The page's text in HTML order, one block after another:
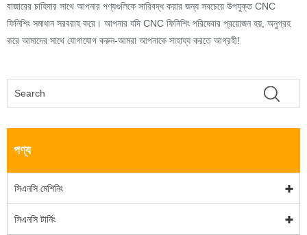
বাজারের চাহিদার সাথে আপনার পণ্যগুলিকে সারিবদ্ধ করার জন্য সবচেয়ে উপযুক্ত CNC
ফিনিশিং সমাধান সরবরাহ করে। আপনার যদি CNC ফিনিশিং পরিষেবার প্রয়োজন হয়, অনুগ্রহ
করে আমাদের সাথে যোগাযোগ করুন-আমরা আপনাকে সাহায্য করতে আগ্রহী!
পণ্য
সিএনসি মেশিনিং
সিএনসি টার্নিং